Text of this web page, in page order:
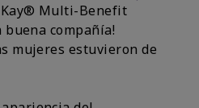
Kay® Multi-Benefit
buena compañía!
mujeres estuvieron de